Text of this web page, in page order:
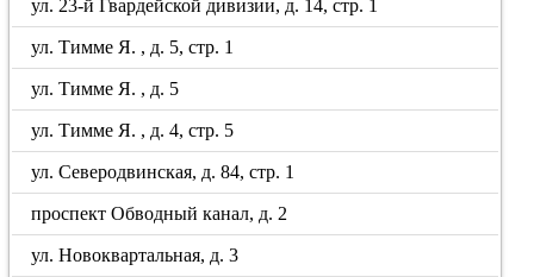
ул. 23-й Гвардейской дивизии, д. 14, стр. 1
ул. Тимме Я. , д. 5, стр. 1
ул. Тимме Я. , д. 5
ул. Тимме Я. , д. 4, стр. 5
ул. Северодвинская, д. 84, стр. 1
проспект Обводный канал, д. 2
ул. Новоквартальная, д. 3